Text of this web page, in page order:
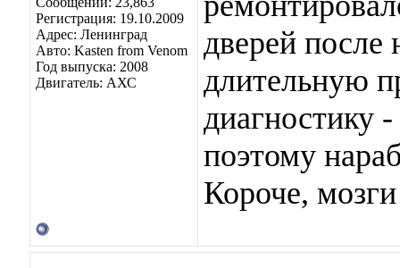
Регистрация: 19.10.2009
Адрес: Ленинград
Авто: Kasten from Venom
Год выпуска: 2008
Двигатель: АХС
дверей после
длительную
диагностику
поэтому
Короче,